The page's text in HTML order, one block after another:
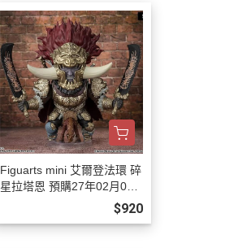
Figuarts mini 艾爾登法環 碎
星拉塔恩 預購27年02月080
$920